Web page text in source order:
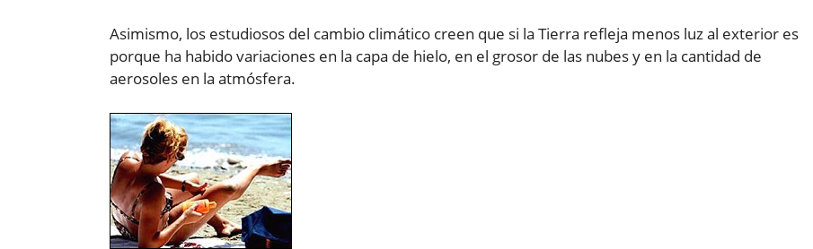
Asimismo, los estudiosos del cambio climático creen que si la Tierra refleja menos luz al exterior es
porque ha habido variaciones en la capa de hielo, en el grosor de las nubes y en la cantidad de
aerosoles en la atmósfera.